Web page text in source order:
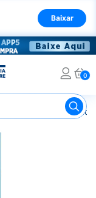
Baixar
0
Livro de